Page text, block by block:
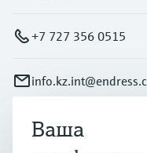
+7 727 356 0515
Продукты и услуги
Ваша